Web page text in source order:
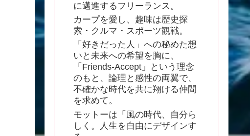
に邁進するフリーランス。
カープを愛し、趣味は歴史探
索・クルマ・スポーツ観戦。
「好きだった人」への秘めた想
いと未来への希望を胸に、
「Friends-Accept」という理念
のもと、論理と感性の両翼で、
不確かな時代を共に翔ける仲間
を求めて。
モットーは「風の時代、自分ら
しく。人生を自由にデザインす